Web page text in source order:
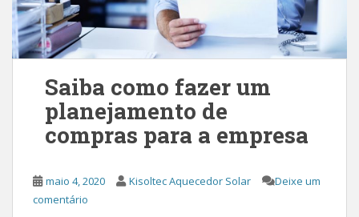
Saiba como fazer um
planejamento de
compras para a empresa
maio 4, 2020 Kisoltec Aquecedor Solar
Deixe um
comentário